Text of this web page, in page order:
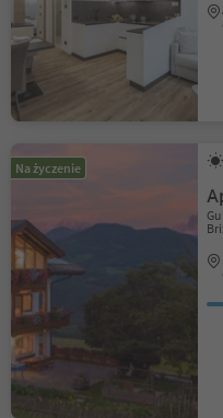
Na życzenie